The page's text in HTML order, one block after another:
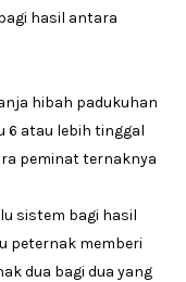
hasil antara
hibah padukuhan
6 atau lebih tinggal
peminat ternaknya
sistem bagi hasil
peternak memberi
dua bagi dua yang